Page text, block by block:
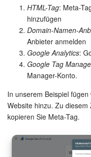
Wissensbasis
Telefonie
Einstellungen
Bitrix24
On-Premise
HTML-Tag: Meta-
hinzufügen
Domain-Namen-
Anbieter anmelden
Google Analytics:
Google Tag
Manager-Konto.
In unserem Beispiel
Website hinzu. Zu diesem
kopieren Sie Meta-Tag.